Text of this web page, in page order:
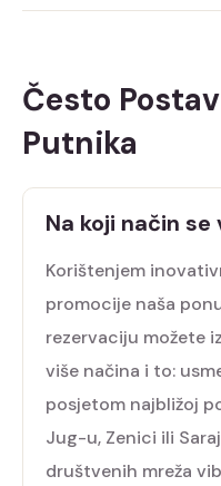
Često
Putnika
Na koji način
Korištenjem
promocije naša
rezervaciju možete
više načina i to:
posjetom najbližoj
Jug-u, Zenici ili
društvenih mreža